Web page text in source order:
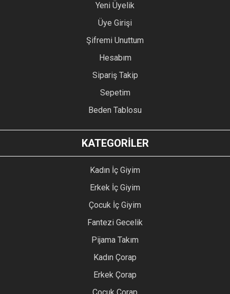
Yeni Üyelik
Üye Girişi
Şifremi Unuttum
Hesabım
Sipariş Takip
Sepetim
Beden Tablosu
KATEGORİLER
Kadın İç Giyim
Erkek İç Giyim
Çocuk İç Giyim
Fantezi Gecelik
Pijama Takım
Kadın Çorap
Erkek Çorap